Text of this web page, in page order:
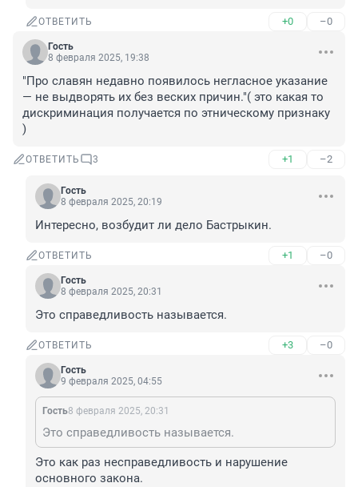
ОТВЕТИТЬ +0 –0
Гость
8 февраля 2025, 19:38
"Про славян недавно появилось негласное указание
— не выдворять их без веских причин."( это какая то
дискриминация получается по этническому признаку
)
ОТВЕТИТЬ 3 +1 –2
Гость
8 февраля 2025, 20:19
Интересно, возбудит ли дело Бастрыкин.
ОТВЕТИТЬ +1 –0
Гость
8 февраля 2025, 20:31
Это справедливость называется.
ОТВЕТИТЬ +3 –0
Гость
9 февраля 2025, 04:55
Гость8 февраля 2025, 20:31
Это справедливость называется.
Это как раз несправедливость и нарушение
основного закона.